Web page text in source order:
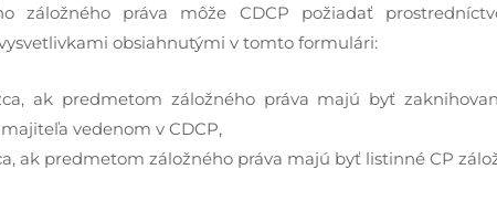
záložného práva môže CDCP požiadať
obsiahnutými v tomto formulári:
ak predmetom záložného práva majú byť
vedenom v CDCP,
ak predmetom záložného práva majú byť listinné CP